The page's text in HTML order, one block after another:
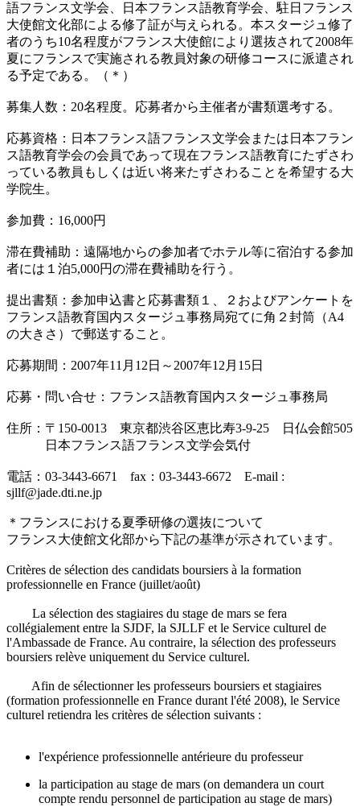
語フランス文学会、日本フランス語教育学会、駐日フランス
大使館文化部による修了証が与えられる。本スタージュ修了
者のうち10名程度がフランス大使館により選抜されて2008年
夏にフランスで実施される教員対象の研修コースに派遣され
る予定である。（＊）
募集人数：20名程度。応募者から主催者が書類選考する。
応募資格：日本フランス語フランス文学会または日本フラン
ス語教育学会の会員であって現在フランス語教育にたずさわ
っている教員もしくは近い将来たずさわることを希望する大
学院生。
参加費：16,000円
滞在費補助：遠隔地からの参加者でホテル等に宿泊する参加
者には１泊5,000円の滞在費補助を行う。
提出書類：参加申込書と応募書類１、２およびアンケートを
フランス語教育国内スタージュ事務局宛てに角２封筒（A4
の大きさ）で郵送すること。
応募期間：2007年11月12日～2007年12月15日
応募・問い合せ：フランス語教育国内スタージュ事務局
住所：〒150-0013 東京都渋谷区恵比寿3-9-25 日仏会館505
日本フランス語フランス文学会気付
電話：03-3443-6671 fax：03-3443-6672 E-mail :
sjllf@jade.dti.ne.jp
＊フランスにおける夏季研修の選抜について
フランス大使館文化部から下記の基準が示されています。
Critères de sélection des candidats boursiers à la formation
professionnelle en France (juillet/août)
La sélection des stagiaires du stage de mars se fera
collégialement entre la SJDF, la SJLLF et le Service culturel de
l'Ambassade de France. Au contraire, la sélection des professeurs
boursiers relève uniquement du Service culturel.
Afin de sélectionner les professeurs boursiers et stagiaires
(formation professionnelle en France durant l'été 2008), le Service
culturel retiendra les critères de sélection suivants :
l'expérience professionnelle antérieure du professeur
la participation au stage de mars (on demandera un court
compte rendu personnel de participation au stage de mars)